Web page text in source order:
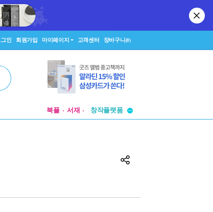
그인 회원가입 마이페이지 고객센터 장바구니(0)
북플 서재
창작플랫폼